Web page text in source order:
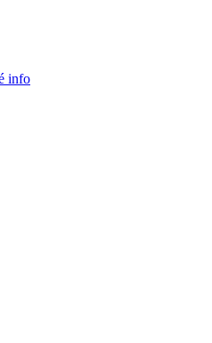
info